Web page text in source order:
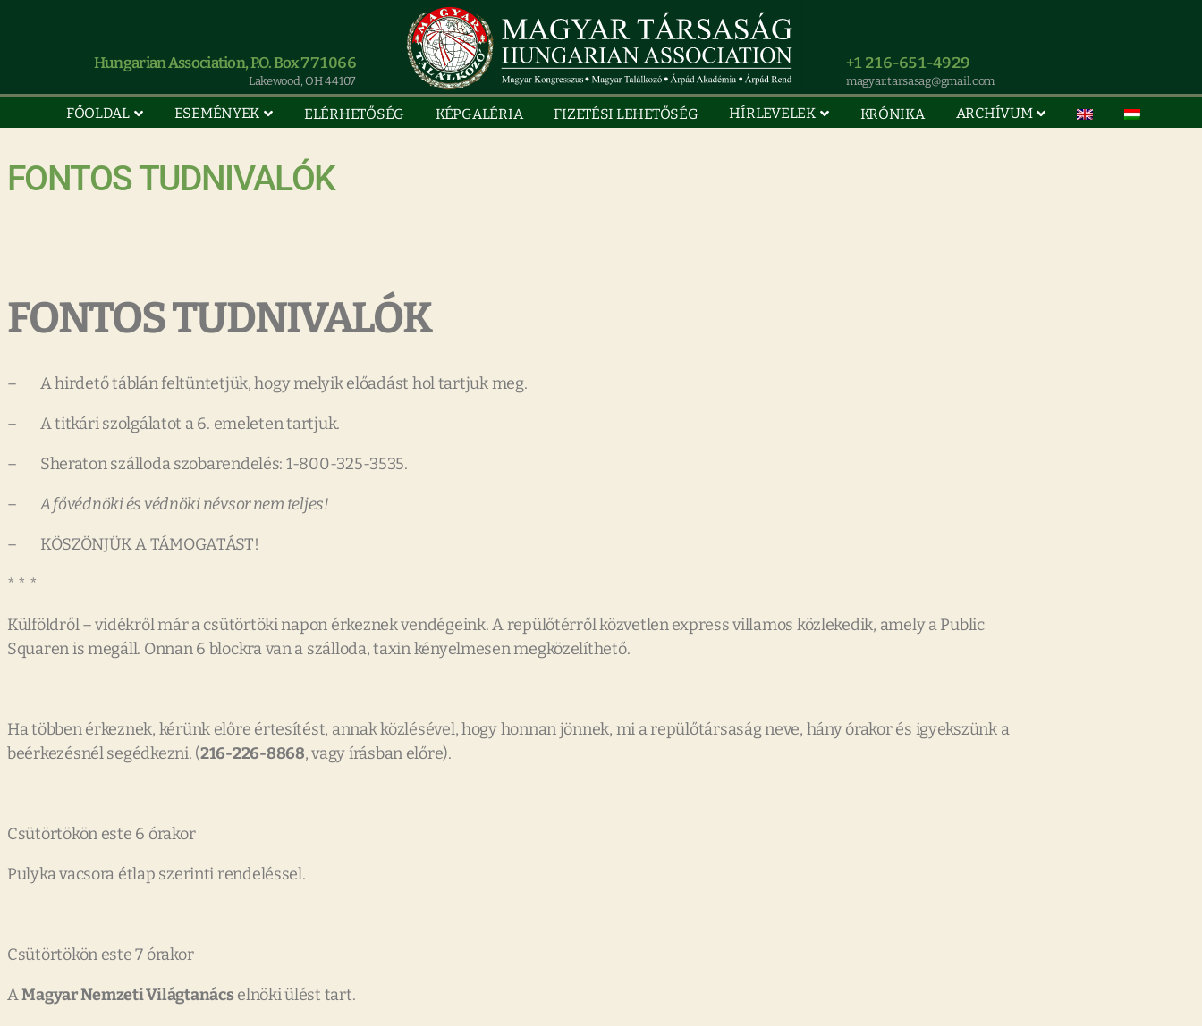
Hungarian Association, P.O. Box 771066
Lakewood, OH 44107
+1 216-651-4929
magyar.tarsasag@gmail.com
FŐOLDAL ESEMÉNYEK ELÉRHETŐSÉG KÉPGALÉRIA FIZETÉSI LEHETŐSÉG HÍRLEVELEK KRÓNIKA ARCHÍVUM
FONTOS TUDNIVALÓK
FONTOS TUDNIVALÓK
– A hirdető táblán feltüntetjük, hogy melyik előadást hol tartjuk meg.
– A titkári szolgálatot a 6. emeleten tartjuk.
– Sheraton szálloda szobarendelés: 1-800-325-3535.
–A fővédnöki és védnöki névsor nem teljes!
– KÖSZÖNJÜK A TÁMOGATÁST!
* * *
Külföldről – vidékről már a csütörtöki napon érkeznek vendégeink. A repülőtérről közvetlen express villamos közlekedik, amely a Public
Squaren is megáll. Onnan 6 blockra van a szálloda, taxin kényelmesen megközelíthető.
Ha többen érkeznek, kérünk előre értesítést, annak közlésével, hogy honnan jönnek, mi a repülőtársaság neve, hány órakor és igyekszünk a
beérkezésnél segédkezni. (216-226-8868, vagy írásban előre).
Csütörtökön este 6 órakor
Pulyka vacsora étlap szerinti rendeléssel.
Csütörtökön este 7 órakor
AMagyar Nemzeti Világtanácselnöki ülést tart.